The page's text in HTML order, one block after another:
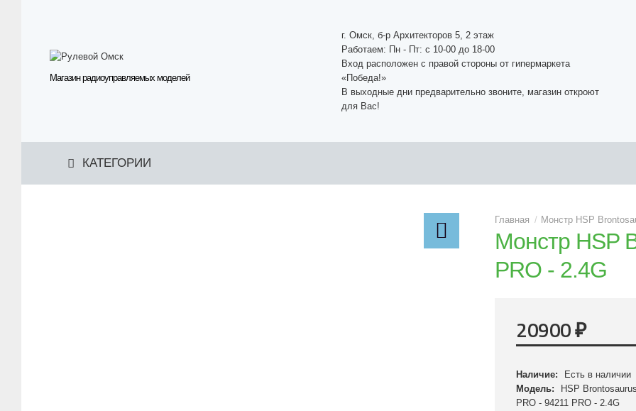
Магазин радиоуправляемых моделей
г. Омск, б-р Архитекторов 5, 2 этаж
Работаем: Пн - Пт: c 10-00 до 18-00
Вход расположен с правой стороны от гипермаркета
«Победа!»
В выходные дни предварительно звоните, магазин откроют
для Вас!
КАТЕГОРИИ
Монстр HSP
Монстр HSP
PRO - 2.4G
20900₽
Наличие:
Есть в наличии
Модель:
HSP
PRO - 94211 PRO - 2.4G